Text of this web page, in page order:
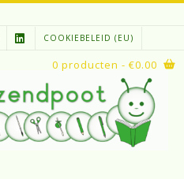
COOKIEBELEID (EU)
0 producten - €0.00